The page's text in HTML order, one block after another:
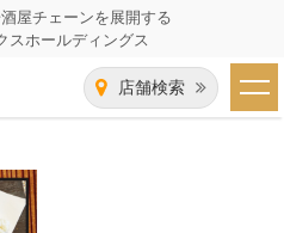
屋チェーンを展開する
スホールディングス
店舗検索